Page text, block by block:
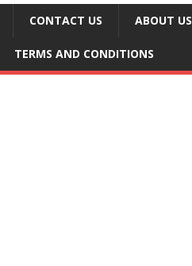
CONTACT US ABOUT US
TERMS AND CONDITIONS